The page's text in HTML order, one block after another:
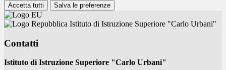
Accetta tutti Salva le preferenze
Istituto di Istruzione Superiore "Carlo Urbani"
Contatti
Istituto di Istruzione Superiore "Carlo Urbani"